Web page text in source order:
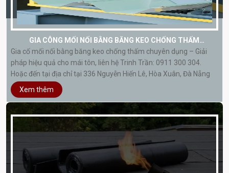
GIA CÔNG MỐI NỐI BẰNG BĂNG KEO CHỐNG THẤM
CHUYÊN DỤNG
Gia cố mối nối bằng băng keo chống thấm chuyên dụng – Giải
pháp hiệu quả cho mái tôn, liên hệ Trinh Trần: 0911 300 304.
Hoặc đến tại địa chỉ tại 336 Nguyễn Hiến Lê, Hòa Xuân, Đà Nẵng
Xem thêm